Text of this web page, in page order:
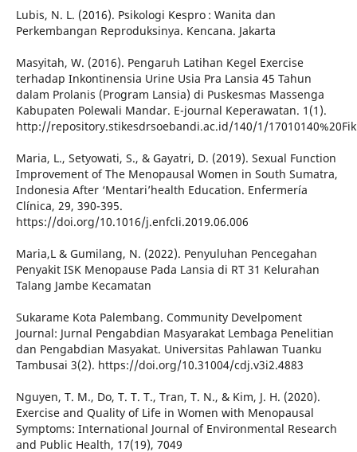
Lubis, N. L. (2016). Psikologi Kespro : Wanita dan
Perkembangan Reproduksinya. Kencana. Jakarta
Masyitah, W. (2016). Pengaruh Latihan Kegel Exercise
terhadap Inkontinensia Urine Usia Pra Lansia 45 Tahun
dalam Prolanis (Program Lansia) di Puskesmas Massenga
Kabupaten Polewali Mandar. E-journal Keperawatan. 1(1).
http://repository.stikesdrsoebandi.ac.id/140/1/
Maria, L., Setyowati, S., & Gayatri, D. (2019). Sexual Function
Improvement of The Menopausal Women in South Sumatra,
Indonesia After ‘Mentari’health Education. Enfermería
Clínica, 29, 390-395.
https://doi.org/10.1016/j.enfcli.2019.06.006
Maria,L & Gumilang, N. (2022). Penyuluhan Pencegahan
Penyakit ISK Menopause Pada Lansia di RT 31 Kelurahan
Talang Jambe Kecamatan
Sukarame Kota Palembang. Community Develpoment
Journal: Jurnal Pengabdian Masyarakat Lembaga Penelitian
dan Pengabdian Masyakat. Universitas Pahlawan Tuanku
Tambusai 3(2). https://doi.org/10.31004/cdj.v3i2.4883
Nguyen, T. M., Do, T. T. T., Tran, T. N., & Kim, J. H. (2020).
Exercise and Quality of Life in Women with Menopausal
Symptoms: International Journal of Environmental Research
and Public Health, 17(19), 7049